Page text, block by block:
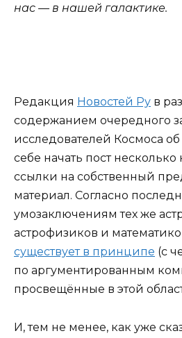
нас — в нашей галактике.
Редакция Новостей Ру в
содержанием очередного
исследователей Космоса
себе начать пост
ссылки на собственный
материал. Согласно
умозаключениям тех же
астрофизиков и
существует в принципе (с
по аргументированным
просвещённые в этой
И, тем не менее, как уже